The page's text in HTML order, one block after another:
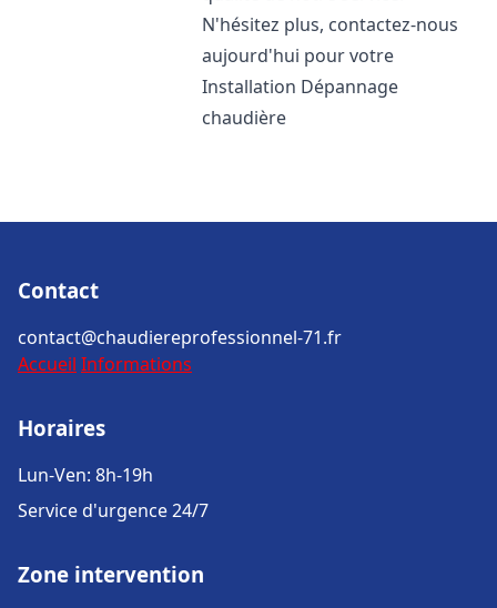
N'hésitez plus, contactez-nous
aujourd'hui pour votre
Installation Dépannage
chaudière
Contact
contact@chaudiereprofessionnel-71.fr
Accueil Informations
Horaires
Lun-Ven: 8h-19h
Service d'urgence 24/7
Zone intervention